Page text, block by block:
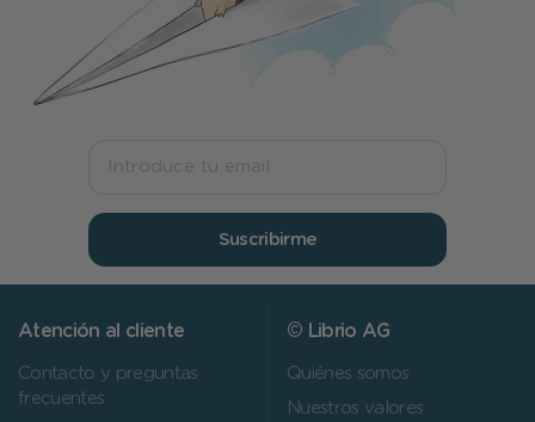
Suscribirme
Atención al cliente
Contacto y preguntas
frecuentes
© Librio AG
Quiénes somos
Nuestros valores